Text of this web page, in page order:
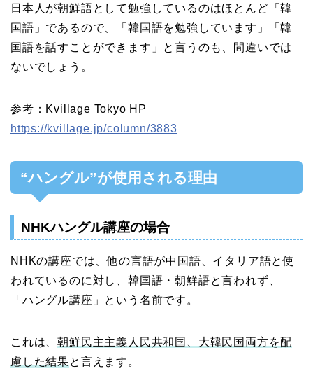
日本人が朝鮮語として勉強しているのはほとんど「韓
国語」であるので、「韓国語を勉強しています」「韓
国語を話すことができます」と言うのも、間違いでは
ないでしょう。
参考：Kvillage Tokyo HP
https://kvillage.jp/column/3883
“ハングル”が使用される理由
NHKハングル講座の場合
NHKの講座では、他の言語が中国語、イタリア語と使
われているのに対し、韓国語・朝鮮語と言われず、
「ハングル講座」という名前です。
これは、朝鮮民主主義人民共和国、大韓民国両方を配
慮した結果と言えます。